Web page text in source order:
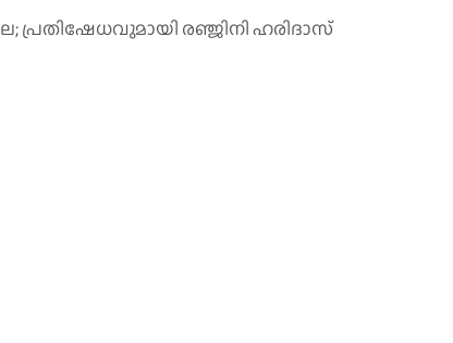
പ്രതിഷേധവുമായി രഞ്ജിനി ഹരിദാസ്